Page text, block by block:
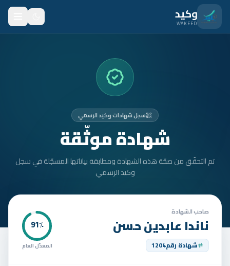
انتقل للمحتوى الرئيسي
وكيد
WAKEED
المتدربون
الأمان
تواصل
الوظائف
سجل شهادات وكيد الرسمي
شهادة موثّقة
تم التحقّق من صحّة هذه الشهادة ومطابقة بياناتها المسجّلة في سجل
وكيد الرسمي
صاحب الشهادة
ناندا عابدين حسن
شهادة رقم1204
91٪
المعدّل العام